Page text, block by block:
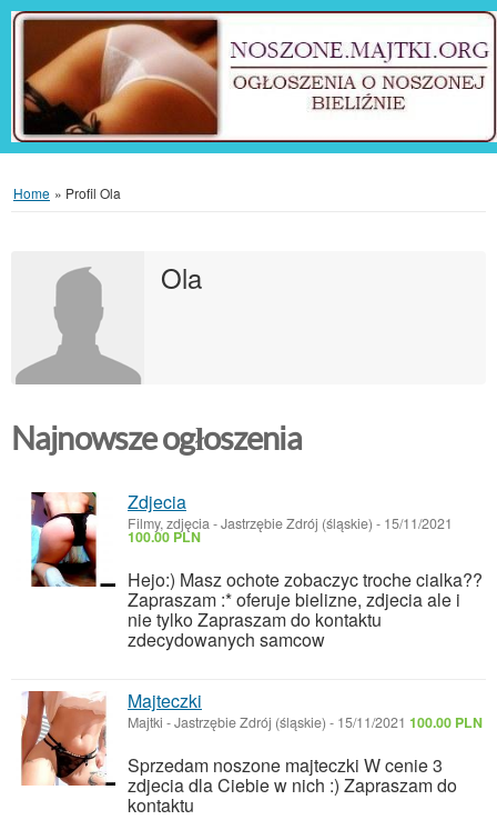
Home » Profil Ola
Ola
Najnowsze ogłoszenia
Zdjecia
Filmy, zdjęcia-Jastrzębie Zdrój (śląskie) - 15/11/2021
100.00 PLN
Hejo:) Masz ochote zobaczyc troche cialka??
Zapraszam :* oferuje bielizne, zdjecia ale i
nie tylko Zapraszam do kontaktu
zdecydowanych samcow
Majteczki
Majtki -Jastrzębie Zdrój (śląskie) - 15/11/2021 100.00 PLN
Sprzedam noszone majteczki W cenie 3
zdjecia dla Ciebie w nich :) Zapraszam do
kontaktu